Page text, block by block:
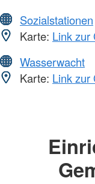
Sozialstationen
Karte: Link zur
Wasserwacht
Karte: Link zur